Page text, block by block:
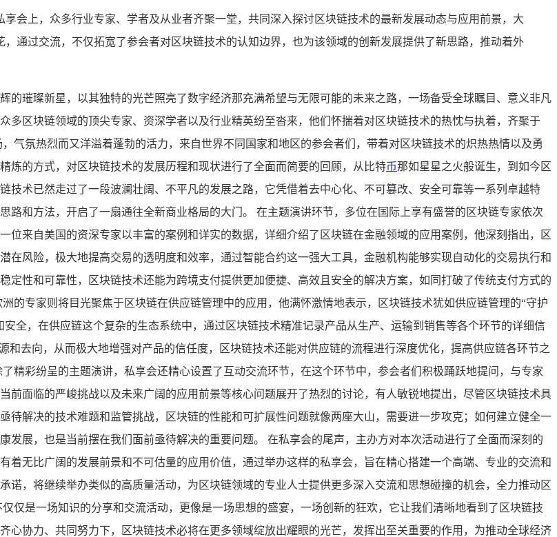
会上，众多行业专家、学者及从业者齐聚一堂，共同深入探讨区块链技术的最新发展动态与应用前景，大
通过交流，不仅拓宽了参会者对区块链技术的认知边界，也为该领域的创新发展提供了新思路，推动着外
的璀璨新星，以其独特的光芒照亮了数字经济那充满希望与无限可能的未来之路，一场备受全球瞩目、意义非凡
多区块链领域的顶尖专家、资深学者以及行业精英纷至沓来，他们怀揣着对区块链技术的热忱与执着，齐聚于
气氛热烈而又洋溢着蓬勃的活力，来自世界不同国家和地区的参会者们，带着对区块链技术的炽热热情以及勇
炼的方式，对区块链技术的发展历程和现状进行了全面而简要的回顾，从比特币那如星星之火般诞生，到如今区
技术已然走过了一段波澜壮阔、不平凡的发展之路，它凭借着去中心化、不可篡改、安全可靠等一系列卓越特
和方法，开启了一扇通往全新商业格局的大门。 在主题演讲环节，多位在国际上享有盛誉的区块链专家依次
来自美国的资深专家以丰富的案例和详实的数据，详细介绍了区块链在金融领域的应用案例，他深刻指出，区
风险，极大地提高交易的透明度和效率，通过智能合约这一强大工具，金融机构能够实现自动化的交易执行和
性和可靠性，区块链技术还能为跨境支付提供更加便捷、高效且安全的解决方案，如同打破了传统支付方式的
的专家则将目光聚焦于区块链在供应链管理中的应用，他满怀激情地表示，区块链技术犹如供应链管理的“守护
全，在供应链这个复杂的生态系统中，通过区块链技术精准记录产品从生产、运输到销售等各个环节的详细信
和去向，从而极大地增强对产品的信任度，区块链技术还能对供应链的流程进行深度优化，提高供应链各环节之
精彩纷呈的主题演讲，私享会还精心设置了互动交流环节，在这个环节中，参会者们积极踊跃地提问，与专家
前面临的严峻挑战以及未来广阔的应用前景等核心问题展开了热烈的讨论，有人敏锐地提出，尽管区块链技术具
待解决的技术难题和监管挑战，区块链的性能和可扩展性问题就像两座大山，需要进一步攻克；如何建立健全一
展，也是当前摆在我们面前亟待解决的重要问题。 在私享会的尾声，主办方对本次活动进行了全面而深刻的
无比广阔的发展前景和不可估量的应用价值，通过举办这样的私享会，旨在精心搭建一个高端、专业的交流和
，将继续举办类似的高质量活动，为区块链领域的专业人士提供更多深入交流和思想碰撞的机会，全力推动区
仅是一场知识的分享和交流活动，更像是一场思想的盛宴，一场创新的狂欢，它让我们清晰地看到了区块链技
心协力、共同努力下，区块链技术必将在更多领域绽放出耀眼的光芒，发挥出至关重要的作用，为推动全球经济